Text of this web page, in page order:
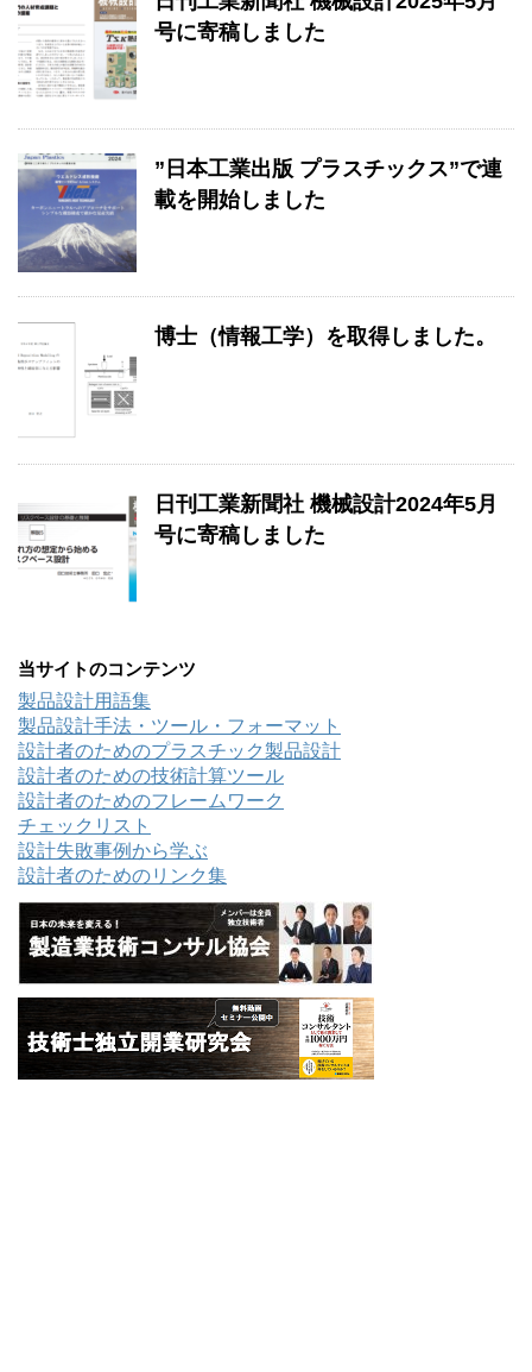
号に寄稿しました
”日本工業出版 プラスチックス”で連
載を開始しました
博士（情報工学）を取得しました。
日刊工業新聞社 機械設計2024年5月
号に寄稿しました
当サイトのコンテンツ
製品設計用語集
製品設計手法・ツール・フォーマット
設計者のためのプラスチック製品設計
設計者のための技術計算ツール
設計者のためのフレームワーク
チェックリスト
設計失敗事例から学ぶ
設計者のためのリンク集